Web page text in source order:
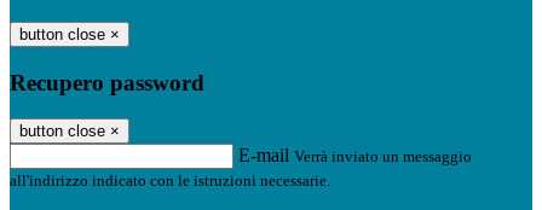
button close ×
Recupero password
button close ×
E-mail Verrà inviato un messaggio
all'indirizzo indicato con le istruzioni necessarie.